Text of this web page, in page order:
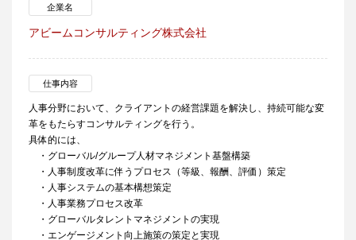
企業名
アビームコンサルティング株式会社
仕事内容
人事分野において、クライアントの経営課題を解決し、持続可能な変
革をもたらすコンサルティングを行う。
具体的には、
・グローバル/グループ人材マネジメント基盤構築
・人事制度改革に伴うプロセス（等級、報酬、評価）策定
・人事システムの基本構想策定
・人事業務プロセス改革
・グローバルタレントマネジメントの実現
・エンゲージメント向上施策の策定と実現